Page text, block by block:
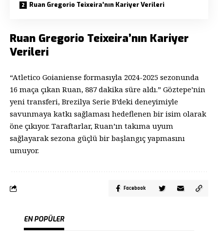
Ruan Gregorio Teixeira’nın Kariyer Verileri
Ruan Gregorio Teixeira’nın Kariyer
Verileri
“Atletico Goianiense formasıyla 2024-2025 sezonunda
16 maça çıkan Ruan, 887 dakika süre aldı.” Göztepe’nin
yeni transferi, Brezilya Serie B’deki deneyimiyle
savunmaya katkı sağlaması hedeflenen bir isim olarak
öne çıkıyor. Taraftarlar, Ruan’ın takıma uyum
sağlayarak sezona güçlü bir başlangıç yapmasını
umuyor.
Facebook
EN POPÜLER